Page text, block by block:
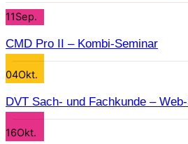
11Sep.
CMD Pro II – Kombi-Seminar
04Okt.
DVT Sach- und Fachkunde –
16Okt.